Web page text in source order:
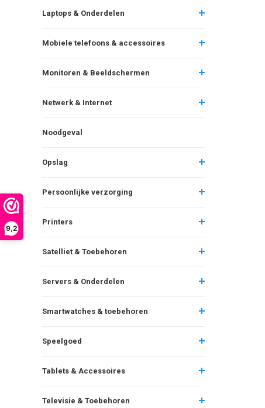
9,2
Laptops & Onderdelen
Mobiele telefoons & accessoires
Monitoren & Beeldschermen
Netwerk & Internet
Noodgeval
Opslag
Persoonlijke verzorging
Printers
Satelliet & Toebehoren
Servers & Onderdelen
Smartwatches & toebehoren
Speelgoed
Tablets & Accessoires
Televisie & Toebehoren